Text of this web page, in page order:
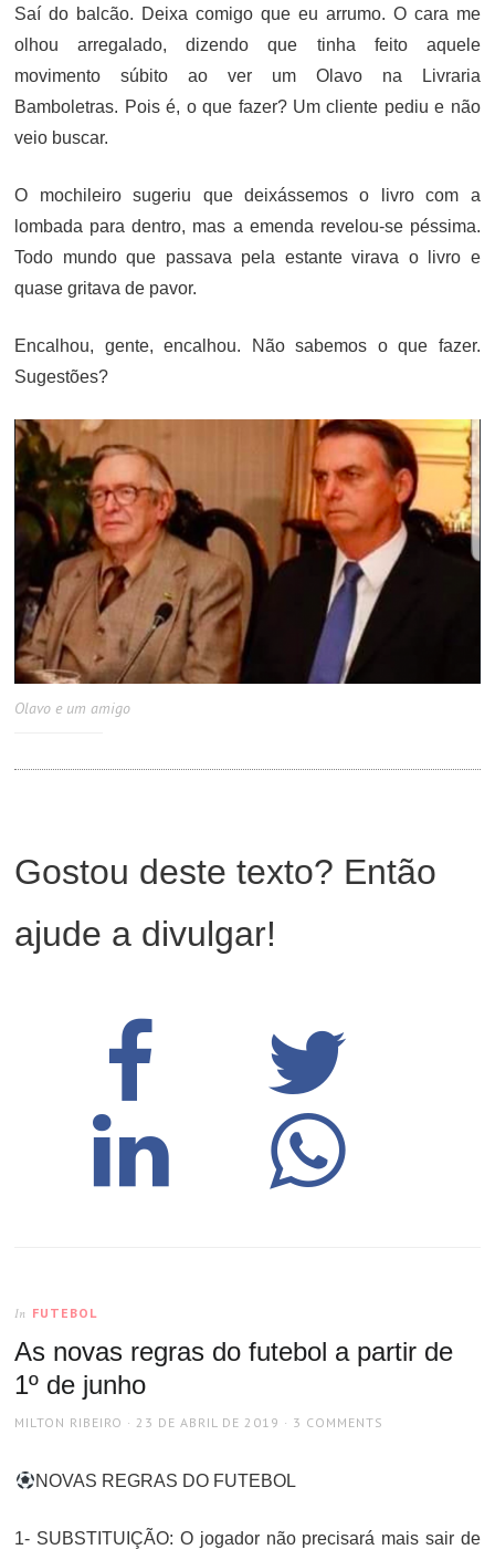
Saí do balcão. Deixa comigo que eu arrumo. O cara me
olhou arregalado, dizendo que tinha feito aquele
movimento súbito ao ver um Olavo na Livraria
Bamboletras. Pois é, o que fazer? Um cliente pediu e não
veio buscar.
O mochileiro sugeriu que deixássemos o livro com a
lombada para dentro, mas a emenda revelou-se péssima.
Todo mundo que passava pela estante virava o livro e
quase gritava de pavor.
Encalhou, gente, encalhou. Não sabemos o que fazer.
Sugestões?
Olavo e um amigo
Gostou deste texto? Então
ajude a divulgar!
In FUTEBOL
As novas regras do futebol a partir de
1º de junho
AUTHOR
MILTON RIBEIRO
POSTED
23 DE ABRIL DE 2019 3 COMMENTS
NOVAS REGRAS DO FUTEBOL
1- SUBSTITUIÇÃO: O jogador não precisará mais sair de